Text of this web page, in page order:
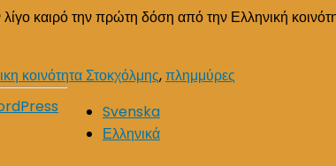
καιρό την πρώτη δόση από την Ελληνική
κοινότητα Στοκχόλμης,πλημμύρες
Svenska
Ελληνικά